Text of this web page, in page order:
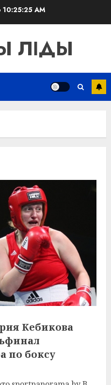
10:25:26 AM
ЛІДЫ
Кебикова
по боксу